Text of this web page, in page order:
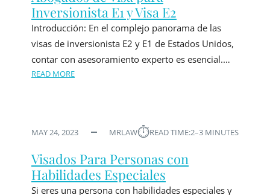
Inversionista E1 y Visa E2
Introducción: En el complejo panorama de las
visas de inversionista E2 y E1 de Estados Unidos,
contar con asesoramiento experto es esencial.…
READ MORE
MAY 24, 2023 MRLAW⏱︎READ TIME:2–3 MINUTES
Visados Para Personas con
Habilidades Especiales
Si eres una persona con habilidades especiales y